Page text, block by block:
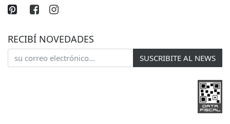
RECIBÍ NOVEDADES
SUSCRIBITE AL NEWS